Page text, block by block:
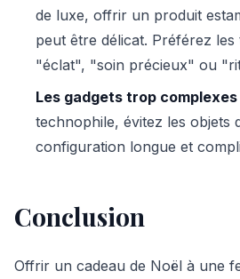
de luxe, offrir un produit
peut être délicat. Préférez les
"éclat", "soin précieux" ou
Les gadgets trop complexes
technophile, évitez les objets
configuration longue et
Conclusion
Offrir un cadeau de Noël à une